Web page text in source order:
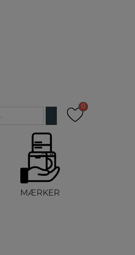
0
0
0
0
MÆRKER